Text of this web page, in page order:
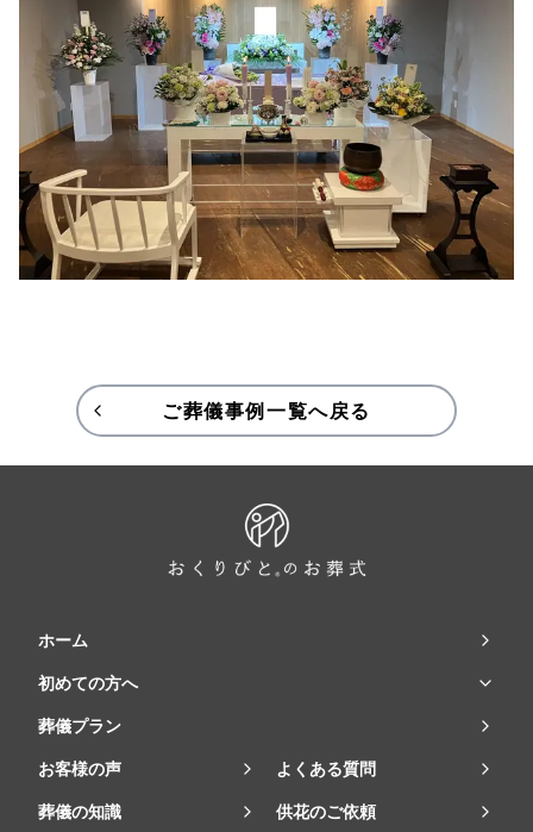
ご葬儀事例一覧へ戻る
ホーム
初めての方へ
葬儀プラン
お客様の声 よくある質問
葬儀の知識 供花のご依頼